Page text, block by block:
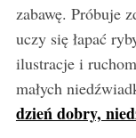
zabawę. Próbuje
uczy się łapać
ilustracje i
małych
dzień dobry,